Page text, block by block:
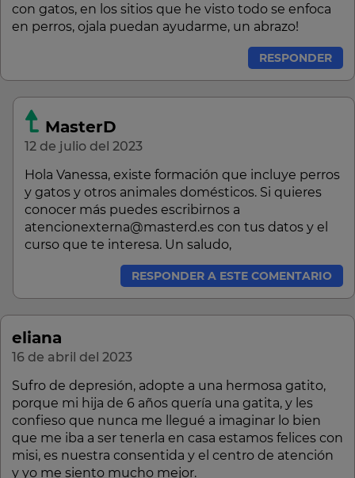
con gatos, en los sitios que he visto todo se enfoca
en perros, ojala puedan ayudarme, un abrazo!
RESPONDER
MasterD
12 de julio del 2023
Hola Vanessa, existe formación que incluye perros
y gatos y otros animales domésticos. Si quieres
conocer más puedes escribirnos a
atencionexterna@masterd.es con tus datos y el
curso que te interesa. Un saludo,
RESPONDER A ESTE COMENTARIO
eliana
16 de abril del 2023
Sufro de depresión, adopte a una hermosa gatito,
porque mi hija de 6 años quería una gatita, y les
confieso que nunca me llegué a imaginar lo bien
que me iba a ser tenerla en casa estamos felices con
misi, es nuestra consentida y el centro de atención
y yo me siento mucho mejor.